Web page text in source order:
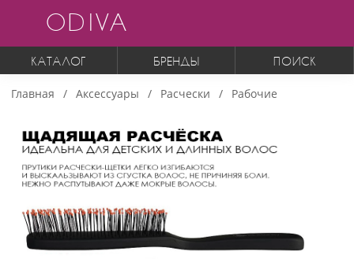
ODIVA
КАТАЛОГ БРЕНДЫ ПОИСК
Главная Аксессуары Расчески Рабочие